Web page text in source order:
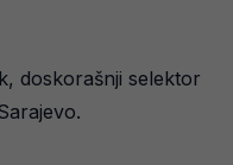
doskorašnji selektor